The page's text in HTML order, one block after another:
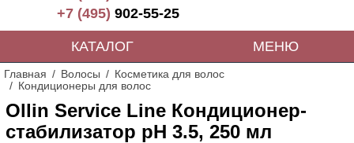
+7 (495)902-55-25
КАТАЛОГ МЕНЮ
Главная Волосы
Косметика для волос
Кондиционеры для волос
Ollin Service Line Кондиционер-
стабилизатор рН 3.5, 250 мл